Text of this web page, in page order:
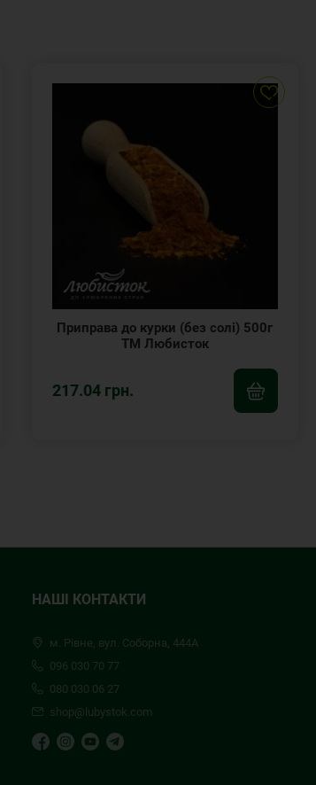
Приправа до курки (без солі) 500г
ТМ Любисток
217.04 грн.
НАШІ КОНТАКТИ
м. Рівне, вул. Соборна, 444А
096 030 70 77
080 030 06 27
shop@lubystok.com